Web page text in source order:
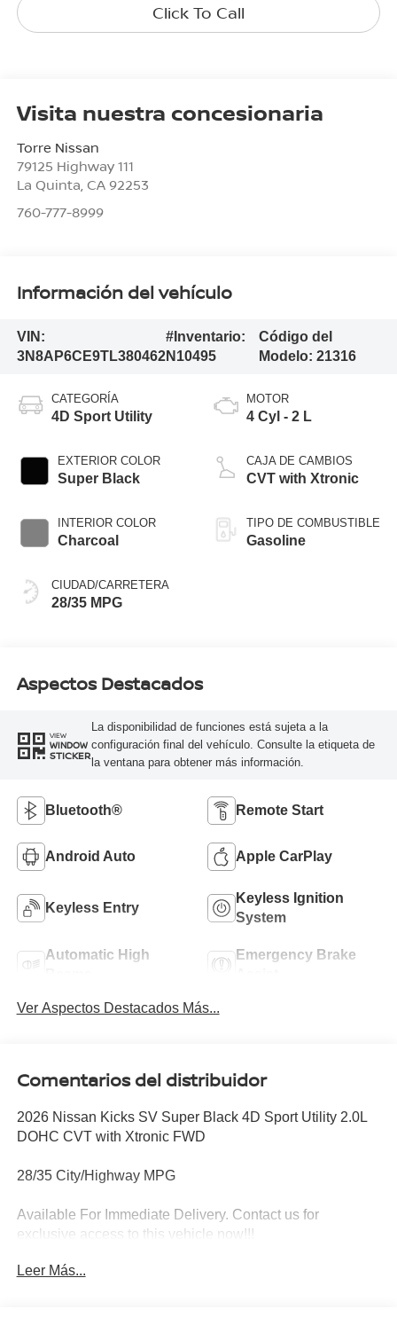
Click To Call
Visita nuestra concesionaria
Torre Nissan
79125 Highway 111
La Quinta CA 92253
760-777-8999
Información del vehículo
VIN:
3N8AP6CE9TL380462
#Inventario:
N10495
Código del
Modelo: 21316
CATEGORÍA
4D Sport Utility
EXTERIOR COLOR
Super Black
INTERIOR COLOR
Charcoal
CIUDAD/CARRETERA
28/35 MPG
MOTOR
4 Cyl - 2 L
CAJA DE CAMBIOS
CVT with Xtronic
TIPO DE COMBUSTIBLE
Gasoline
Aspectos Destacados
VIEW
WINDOW
STICKER
La disponibilidad de funciones está sujeta a la
configuración final del vehículo. Consulte la etiqueta de
la ventana para obtener más información.
Bluetooth® Remote Start
Android Auto Apple CarPlay
Keyless Entry
Keyless Ignition
System
Automatic High
Emergency Brake
Ver Aspectos Destacados Más...
Comentarios del distribuidor
2026 Nissan Kicks SV Super Black 4D Sport Utility 2.0L
DOHC CVT with Xtronic FWD
28/35 City/Highway MPG
Available For Immediate Delivery. Contact us for
exclusive access to this vehicle now!!!
Leer Más...